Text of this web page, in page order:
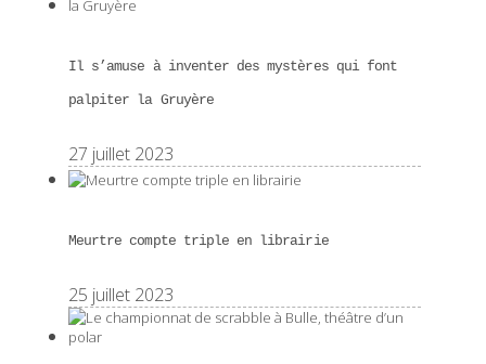
Il s’amuse à inventer des mystères qui font
palpiter la Gruyère
27 juillet 2023
Meurtre compte triple en librairie
25 juillet 2023